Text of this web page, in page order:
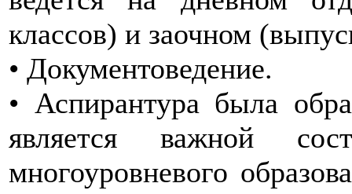
классов) и заочном
• Документоведение.
• Аспирантура была
является важной
многоуровневого